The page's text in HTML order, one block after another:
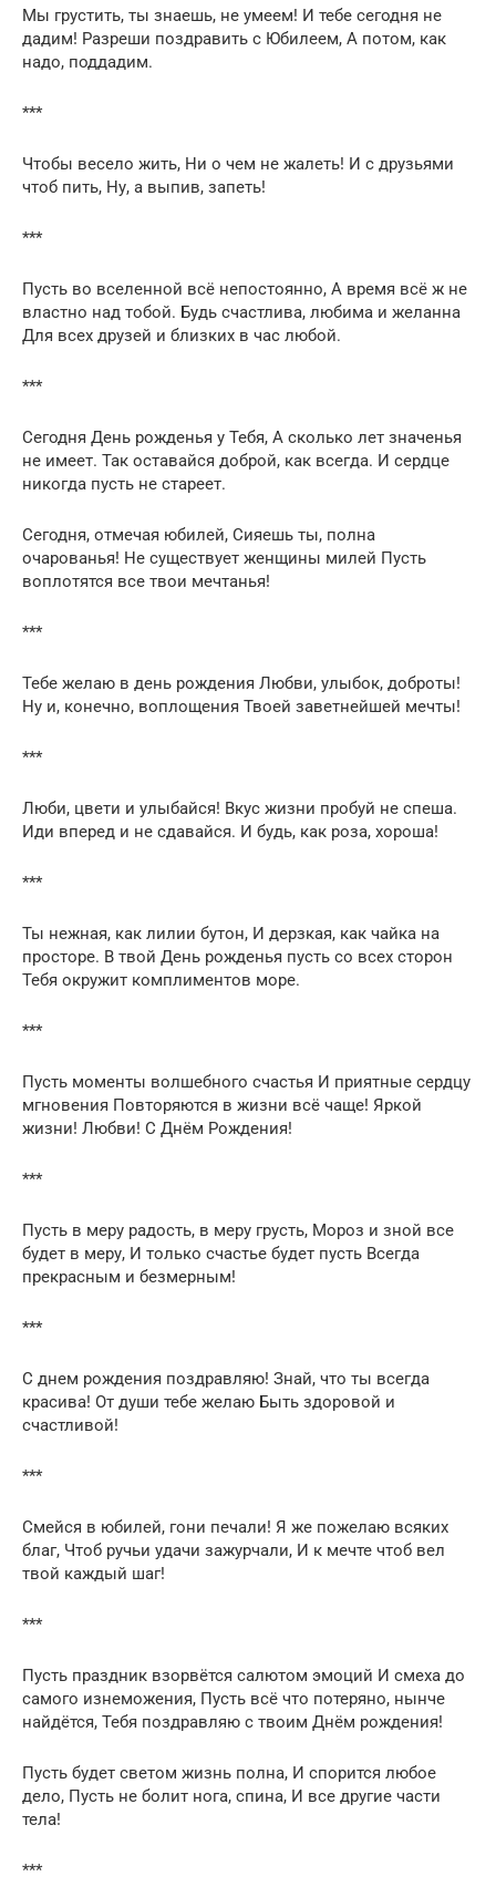
Мы грустить, ты знаешь, не умеем! И тебе сегодня не
дадим! Разреши поздравить с Юбилеем, А потом, как
надо, поддадим.
***
Чтобы весело жить, Ни о чем не жалеть! И с друзьями
чтоб пить, Ну, а выпив, запеть!
***
Пусть во вселенной всё непостоянно, А время всё ж не
властно над тобой. Будь счастлива, любима и желанна
Для всех друзей и близких в час любой.
***
Сегодня День рожденья у Тебя, А сколько лет значенья
не имеет. Так оставайся доброй, как всегда. И сердце
никогда пусть не стареет.
Сегодня, отмечая юбилей, Сияешь ты, полна
очарованья! Не существует женщины милей Пусть
воплотятся все твои мечтанья!
***
Тебе желаю в день рождения Любви, улыбок, доброты!
Ну и, конечно, воплощения Твоей заветнейшей мечты!
***
Люби, цвети и улыбайся! Вкус жизни пробуй не спеша.
Иди вперед и не сдавайся. И будь, как роза, хороша!
***
Ты нежная, как лилии бутон, И дерзкая, как чайка на
просторе. В твой День рожденья пусть со всех сторон
Тебя окружит комплиментов море.
***
Пусть моменты волшебного счастья И приятные сердцу
мгновения Повторяются в жизни всё чаще! Яркой
жизни! Любви! С Днём Рождения!
***
Пусть в меру радость, в меру грусть, Мороз и зной все
будет в меру, И только счастье будет пусть Всегда
прекрасным и безмерным!
***
С днем рождения поздравляю! Знай, что ты всегда
красива! От души тебе желаю Быть здоровой и
счастливой!
***
Смейся в юбилей, гони печали! Я же пожелаю всяких
благ, Чтоб ручьи удачи зажурчали, И к мечте чтоб вел
твой каждый шаг!
***
Пусть праздник взорвётся салютом эмоций И смеха до
самого изнеможения, Пусть всё что потеряно, нынче
найдётся, Тебя поздравляю с твоим Днём рождения!
Пусть будет светом жизнь полна, И спорится любое
дело, Пусть не болит нога, спина, И все другие части
тела!
***